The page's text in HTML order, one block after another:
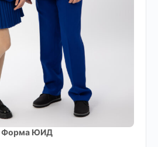
Форма ЮИД